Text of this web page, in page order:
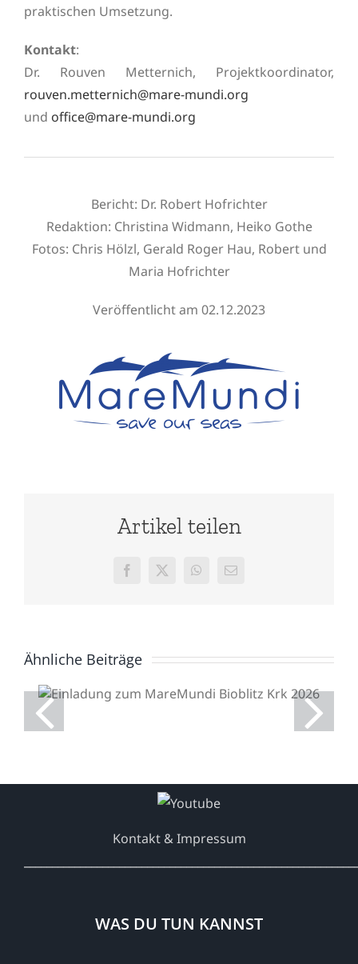
praktischen Umsetzung.
Kontakt:
Dr. Rouven Metternich, Projektkoordinator,
rouven.metternich@mare-mundi.org
und office@mare-mundi.org
Bericht: Dr. Robert Hofrichter
Redaktion: Christina Widmann, Heiko Gothe
Fotos: Chris Hölzl, Gerald Roger Hau, Robert und
Maria Hofrichter
Veröffentlicht am 02.12.2023
Artikel teilen
Facebook
X WhatsApp
E-
Ähnliche BeiträgeEinladung zum
MareMundi Bioblitz Krk
Kontakt & Impressum
WAS DU TUN KANNST